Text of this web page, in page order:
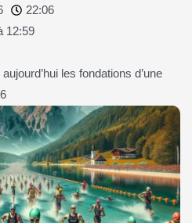
22:06
12:59
les fondations d’une